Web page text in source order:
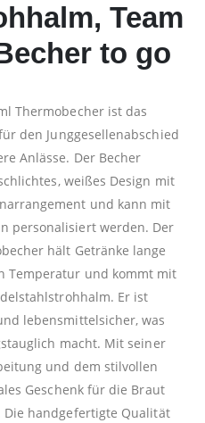
Team
to go
Thermobecher ist das
den Junggesellenabschied
Anlässe. Der Becher
weißes Design mit
und kann mit
personalisiert werden. Der
hält Getränke lange
Temperatur und kommt mit
Er ist
lebensmittelsicher, was
macht. Mit seiner
und dem stilvollen
Geschenk für die Braut
handgefertigte Qualität